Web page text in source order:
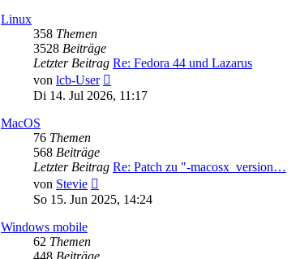
Linux
358 Themen
3528 Beiträge
Letzter Beitrag Re: Fedora 44 und Lazarus
von lcb-User
Beitrag
Di 14. Jul 2026, 11:17
MacOS
76 Themen
568 Beiträge
Letzter Beitrag Re: Patch zu "-macosx_version…
von Stevie
Beitrag
So 15. Jun 2025, 14:24
Windows mobile
62 Themen